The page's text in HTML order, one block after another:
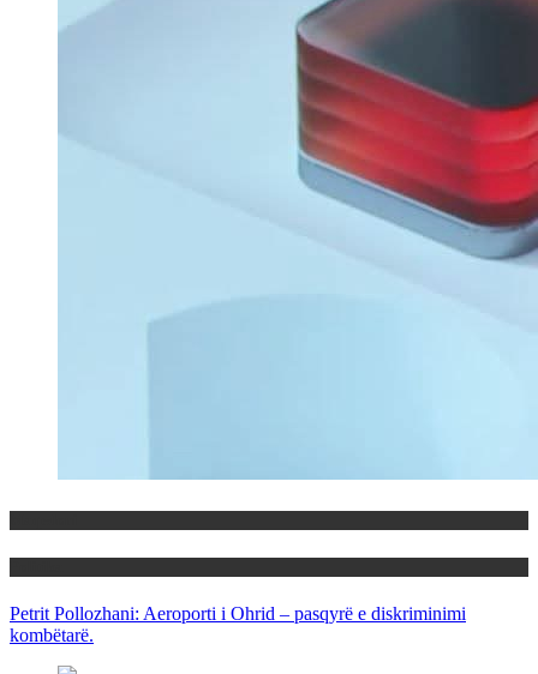
Petrit Pollozhani: Aeroporti i Ohrid – pasqyrë e diskriminimi
kombëtarë.